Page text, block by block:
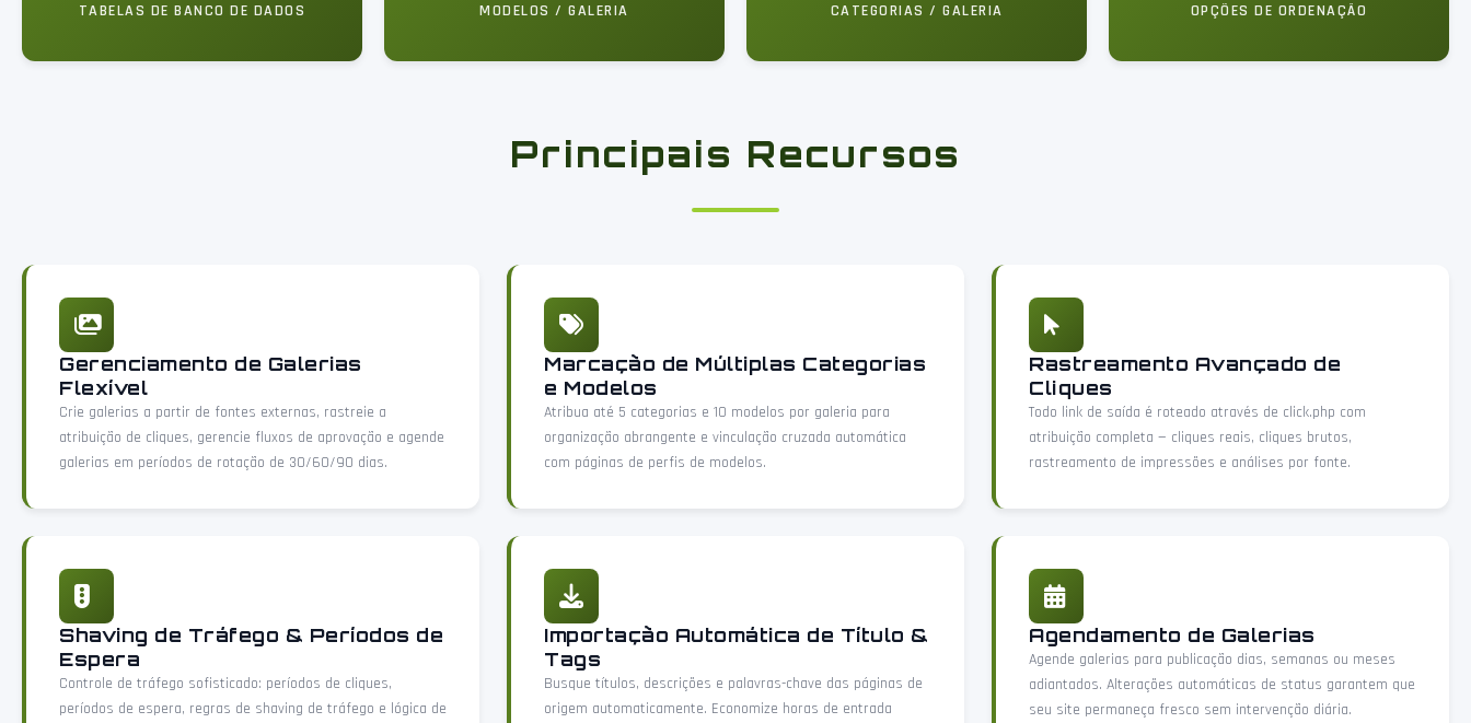
TABELAS DE BANCO DE DADOS MODELOS / GALERIA CATEGORIAS / GALERIA OPÇÕES DE ORDENAÇÃO
Principais Recursos
Gerenciamento de Galerias
Flexível
Crie galerias a partir de fontes externas, rastreie a
atribuição de cliques, gerencie fluxos de aprovação e agende
galerias em períodos de rotação de 30/60/90 dias.
Marcação de Múltiplas Categorias
e Modelos
Atribua até 5 categorias e 10 modelos por galeria para
organização abrangente e vinculação cruzada automática
com páginas de perfis de modelos.
Rastreamento Avançado de
Cliques
Todo link de saída é roteado através de click.php com
atribuição completa — cliques reais, cliques brutos,
rastreamento de impressões e análises por fonte.
Shaving de Tráfego & Períodos de
Espera
Controle de tráfego sofisticado: períodos de cliques,
períodos de espera, regras de shaving de tráfego e lógica de
Importação Automática de Título &
Tags
Busque títulos, descrições e palavras-chave das páginas de
origem automaticamente. Economize horas de entrada
Agendamento de Galerias
Agende galerias para publicação dias, semanas ou meses
adiantados. Alterações automáticas de status garantem que
seu site permaneça fresco sem intervenção diária.